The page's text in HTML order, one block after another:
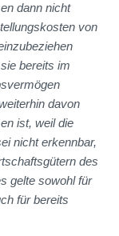
dann nicht
von
bereits im
davon
ist, weil die
nicht erkennbar,
des
gelte sowohl für
für bereits